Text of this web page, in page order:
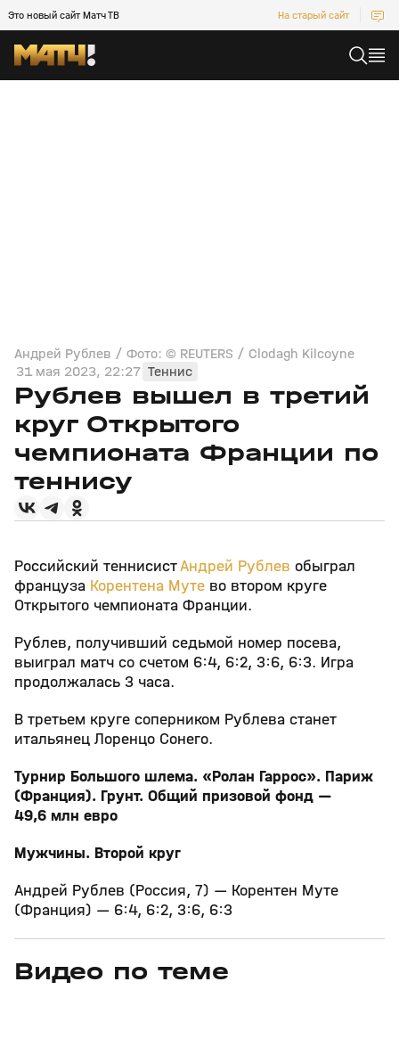
Это новый сайт Матч ТВ На старый сайт
Андрей Рублев / Фото: © REUTERS / Clodagh Kilcoyne
31 мая 2023, 22:27 Теннис
Рублев вышел в третий
круг Открытого
чемпионата Франции по
теннису
Российский теннисистАндрей Рублев обыграл
француза Корентена Муте во втором круге
Открытого чемпионата Франции.
Рублев, получивший седьмой номер посева,
выиграл матч со счетом 6:4, 6:2, 3:6, 6:3. Игра
продолжалась 3 часа.
В третьем круге соперником Рублева станет
итальянец Лоренцо Сонего.
Турнир Большого шлема. «Ролан Гаррос». Париж
(Франция). Грунт. Общий призовой фонд —
49,6 млн евро
Мужчины. Второй круг
Андрей Рублев (Россия, 7) — Корентен Муте
(Франция) — 6:4, 6:2, 3:6, 6:3
Видео по теме
11 июл, 16:17